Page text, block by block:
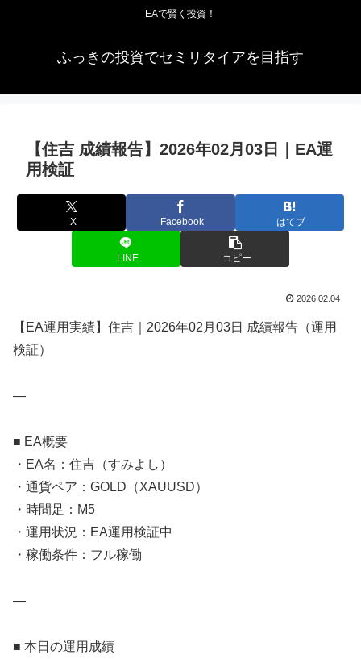
EAで賢く投資！
ふっきの投資でセミリタイアを目指す
【住吉 成績報告】2026年02月03日｜EA運
用検証
X Facebook はてブ
LINE コピー
2026.02.04
【EA運用実績】住吉｜2026年02月03日 成績報告（運用
検証）
—
■ EA概要
・EA名：住吉（すみよし）
・通貨ペア：GOLD（XAUUSD）
・時間足：M5
・運用状況：EA運用検証中
・稼働条件：フル稼働
—
■ 本日の運用成績